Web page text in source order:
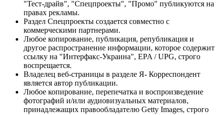
"Тест-драйв", "Спецпроекты", "Промо" публикуются на
правах рекламы.
Раздел Спецпроекты создается совместно с
коммерческими партнерами.
Любое копирование, публикация, републикация и
другое распространение информации, которое содержит
ссылку на "Интерфакс-Украина", EPA / UPG, строго
воспрещается.
Владелец веб-страницы в разделе Я- Корреспондент
является автор публикации.
Любое копирование, перепечатка и воспроизведение
фотографий и/или аудиовизуальных материалов,
принадлежащих правообладателю Getty Images, строго